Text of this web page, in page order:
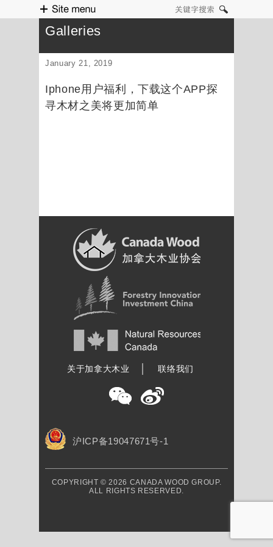
Galleries
January 21, 2019
Iphone用户福利，下载这个APP探
寻木材之美将更加简单
关于加拿大木业 联络我们
沪ICP备19047671号-1
COPYRIGHT © 2026 CANADA WOOD GROUP.
ALL RIGHTS RESERVED.